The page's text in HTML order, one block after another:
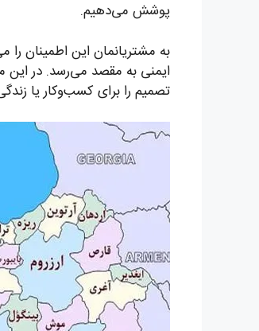
پوشش می‌دهیم.
به مشتریانمان این اطمینان
ایمنی به مقصد می‌رسد. در این
تصمیم را برای کسب‌وکار یا